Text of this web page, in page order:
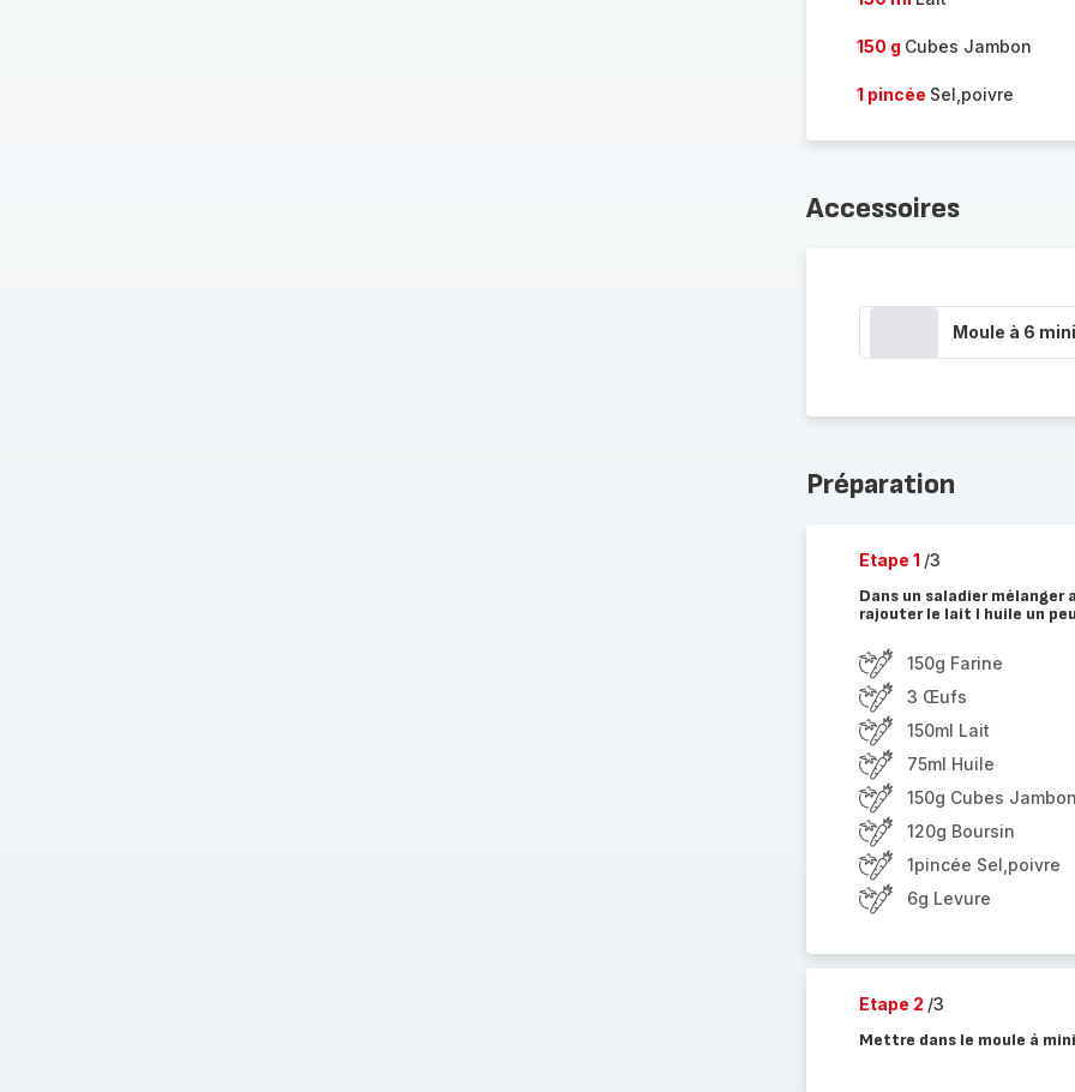
150 g Cubes Jambon
1 pincée Sel,poivre
Accessoires
Moule à 6
Préparation
Etape 1 /3
Dans un saladier
rajouter le lait l huile un
150g Farine
3 Œufs
150ml Lait
75ml Huile
150g Cubes Jambon
120g Boursin
1pincée Sel,poivre
6g Levure
Etape 2 /3
Mettre dans le moule à